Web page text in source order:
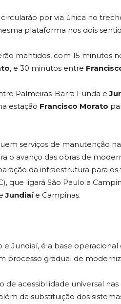
por via única no
plataforma nos dois
mantidos, com 15 minutos
, e 30 minutos entre
Palmeiras-Barra Funda e
estação Francisco Morato
serviços de manutenção
o avanço das obras de
da infraestrutura para os
que ligará São Paulo a
Jundiaí e Campinas.
e Jundiaí, é a base
processo gradual de
acessibilidade universal nas
da substituição dos